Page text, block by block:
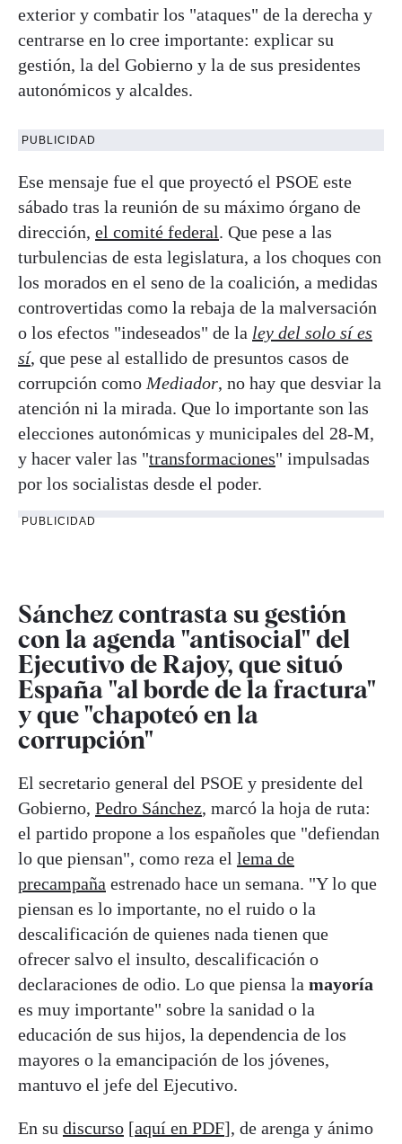
exterior y combatir los "ataques" de la derecha y
centrarse en lo cree importante: explicar su
gestión, la del Gobierno y la de sus presidentes
autonómicos y alcaldes.
PUBLICIDAD
Ese mensaje fue el que proyectó el PSOE este
sábado tras la reunión de su máximo órgano de
dirección, el comité federal. Que pese a las
turbulencias de esta legislatura, a los choques con
los morados en el seno de la coalición, a medidas
controvertidas como la rebaja de la malversación
o los efectos "indeseados" de la ley del solo sí es
sí, que pese al estallido de presuntos casos de
corrupción como Mediador, no hay que desviar la
atención ni la mirada. Que lo importante son las
elecciones autonómicas y municipales del 28-M,
y hacer valer las "transformaciones" impulsadas
por los socialistas desde el poder.
PUBLICIDAD
Sánchez contrasta su gestión
con la agenda "antisocial" del
Ejecutivo de Rajoy, que situó
España "al borde de la fractura"
y que "chapoteó en la
corrupción"
El secretario general del PSOE y presidente del
Gobierno, Pedro Sánchez, marcó la hoja de ruta:
el partido propone a los españoles que "defiendan
lo que piensan", como reza el lema de
precampaña estrenado hace un semana. "Y lo que
piensan es lo importante, no el ruido o la
descalificación de quienes nada tienen que
ofrecer salvo el insulto, descalificación o
declaraciones de odio. Lo que piensa la mayoría
es muy importante" sobre la sanidad o la
educación de sus hijos, la dependencia de los
mayores o la emancipación de los jóvenes,
mantuvo el jefe del Ejecutivo.
En su discurso [aquí en PDF], de arenga y ánimo